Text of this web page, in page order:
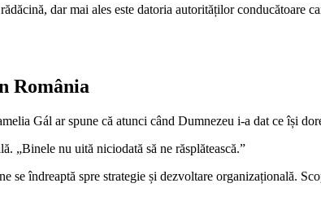
dar mai ales este datoria autorităților conducătoare
România
Gál ar spune că atunci când Dumnezeu i-a dat ce își
„Binele nu uită niciodată să ne răsplătească.”
îndreaptă spre strategie și dezvoltare organizațională.